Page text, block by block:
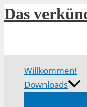
Zum
Inhalt
Das
Willkommen!
Downloads